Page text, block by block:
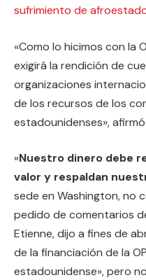
sufrimiento de
«Como lo hicimos con la
exigirá la rendición de
organizaciones
de los recursos de los
estadounidenses»,
«Nuestro dinero debe
valor y respaldan
sede en Washington, no
pedido de comentarios
Etienne, dijo a fines de
de la financiación de la
estadounidense», pero